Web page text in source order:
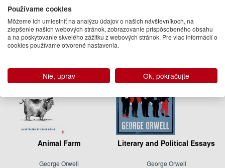
Animal Farm
George Orwell
Literary and Political Essays
George Orwell
Používame cookies
Môžeme ich umiestniť na analýzu údajov o našich návštevníkoch, na
zlepšenie našich webových stránok, zobrazovanie prispôsobeného obsahu
a na poskytovanie skvelého zážitku z webových stránok. Pre viac informácií o
cookies používame otvorené nastavenia.
Nie, uprav Ok, pokračujte